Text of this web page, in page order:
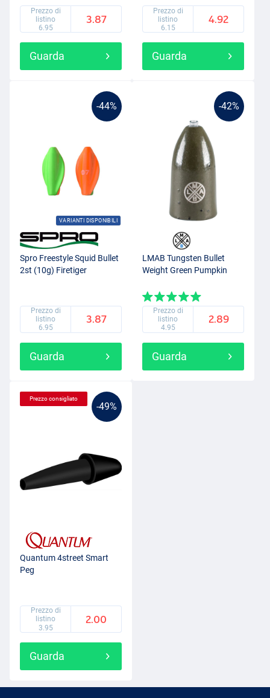
Prezzo di
listino
6.95
3.87
Guarda
Prezzo di
listino
6.15
4.92
Guarda
-44%
VARIANTI DISPONIBILI
Spro Freestyle Squid Bullet
2st (10g) Firetiger
Prezzo di
listino
6.95
3.87
Guarda
-42%
LMAB Tungsten Bullet
Weight Green Pumpkin
Prezzo di
listino
4.95
2.89
Guarda
-49%
Prezzo consigliato
Quantum 4street Smart
Peg
Prezzo di
listino
3.95
2.00
Guarda